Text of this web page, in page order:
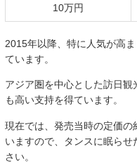
10万円
2015年以降、特に人気が高
ています。
アジア圏を中心とした訪日
も高い支持を得ています。
現在では、発売当時の定価
いますので、タンスに眠ら
さい。